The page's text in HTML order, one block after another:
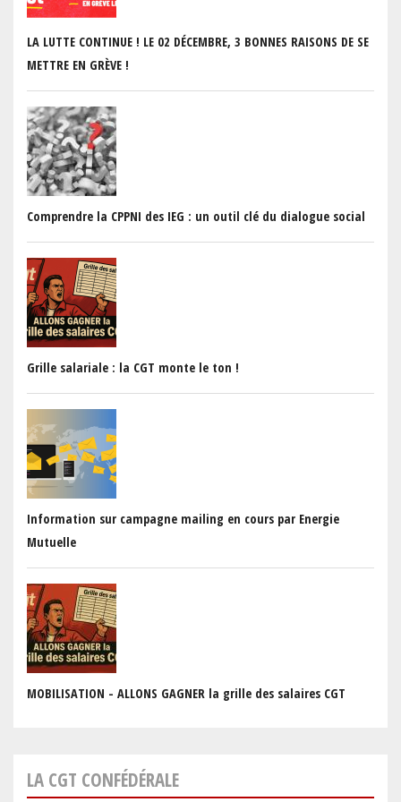
LA LUTTE CONTINUE ! LE 02 DÉCEMBRE, 3 BONNES RAISONS DE SE
METTRE EN GRÈVE !
Comprendre la CPPNI des IEG : un outil clé du dialogue social
Grille salariale : la CGT monte le ton !
Information sur campagne mailing en cours par Energie
Mutuelle
MOBILISATION - ALLONS GAGNER la grille des salaires CGT
LA CGT CONFÉDÉRALE